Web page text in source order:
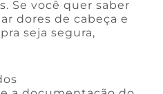
Se você quer saber
dores de cabeça e
seja segura,